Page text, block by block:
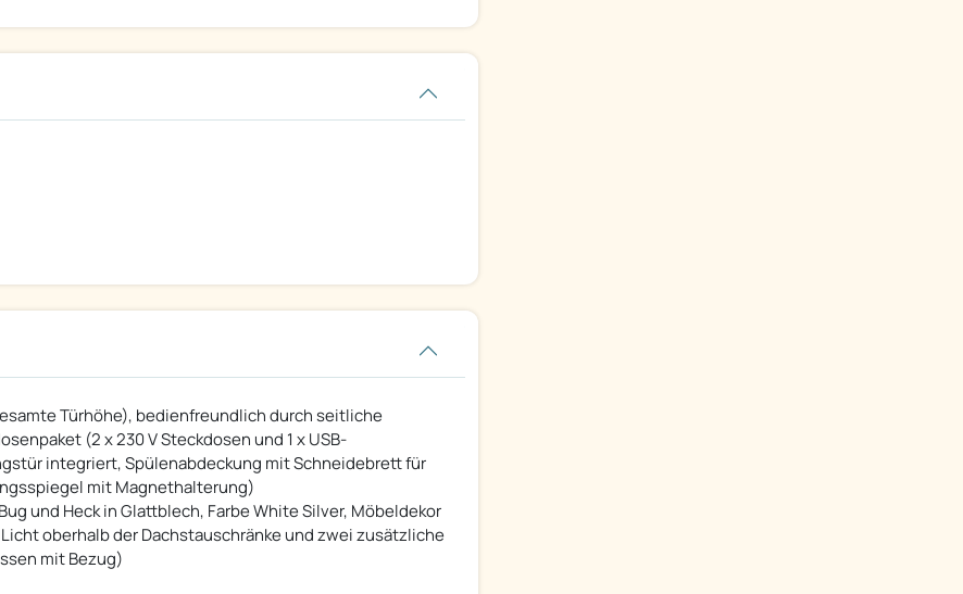
Türhöhe), bedienfreundlich durch seitliche
(2 x 230 V Steckdosen und 1 x USB-
integriert, Spülenabdeckung mit Schneidebrett für
mit Magnethalterung)
und Heck in Glattblech, Farbe White Silver, Möbeldekor
oberhalb der Dachstauschränke und zwei zusätzliche
mit Bezug)